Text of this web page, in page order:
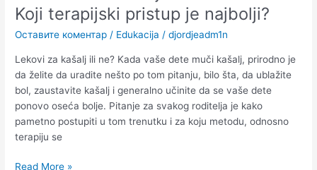
Koji terapijski pristup je najbolji?
Оставите коментар / Edukacija /djordjeadm1n
Lekovi za kašalj ili ne? Kada vaše dete muči kašalj, prirodno je
da želite da uradite nešto po tom pitanju, bilo šta, da ublažite
bol, zaustavite kašalj i generalno učinite da se vaše dete
ponovo oseća bolje. Pitanje za svakog roditelja je kako
pametno postupiti u tom trenutku i za koju metodu, odnosno
terapiju se
Read More »